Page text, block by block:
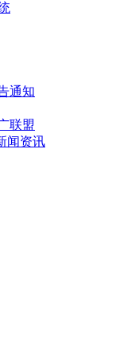
通知
联盟
闻资讯